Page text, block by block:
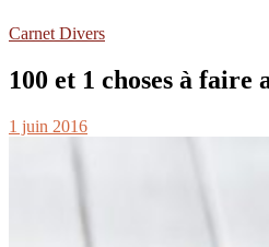
Carnet Divers
100 et 1 choses à faire
1 juin 2016